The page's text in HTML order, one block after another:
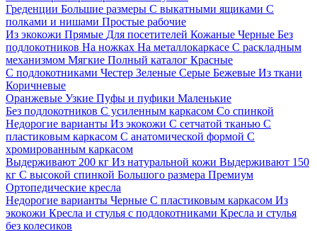
Греденции Большие размеры С выкатными ящиками С
полками и нишами Простые рабочие
Из экокожи Прямые Для посетителей Кожаные Черные Без
подлокотников На ножках На металлокаркасе С раскладным
механизмом Мягкие Полный каталог Красные
С подлокотниками Честер Зеленые Серые Бежевые Из ткани
Коричневые
Оранжевые Узкие Пуфы и пуфики Маленькие
Без подлокотников С усиленным каркасом Со спинкой
Недорогие варианты Из экокожи С сетчатой тканью С
пластиковым каркасом С анатомической формой С
хромированным каркасом
Выдерживают 200 кг Из натуральной кожи Выдерживают 150
кг С высокой спинкой Большого размера Премиум
Ортопедические кресла
Недорогие варианты Черные С пластиковым каркасом Из
экокожи Кресла и стулья с подлокотниками Кресла и стулья
без колесиков